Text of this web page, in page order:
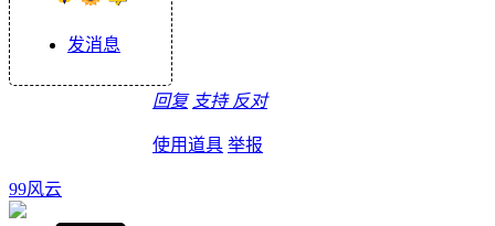
发消息
回复 支持 反对
使用道具 举报
99风云